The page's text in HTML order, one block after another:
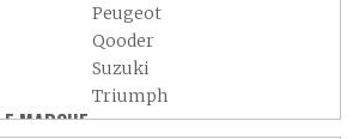
Peugeot
Qooder
Suzuki
Triumph
Yamaha
MARCHE »